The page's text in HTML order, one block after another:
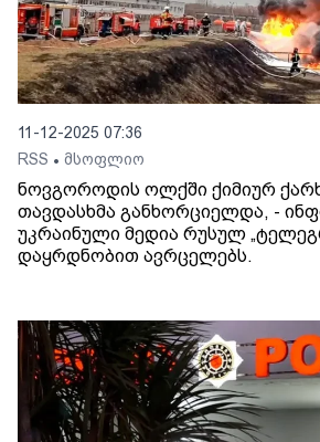
11-12-2025 07:36
RSS • მსოფლიო
ნოვგოროდის ოლქში ქიმიურ
თავდასხმა განხორციელდა, -
უკრაინული მედია რუსულ
დაყრდნობით ავრცელებს.